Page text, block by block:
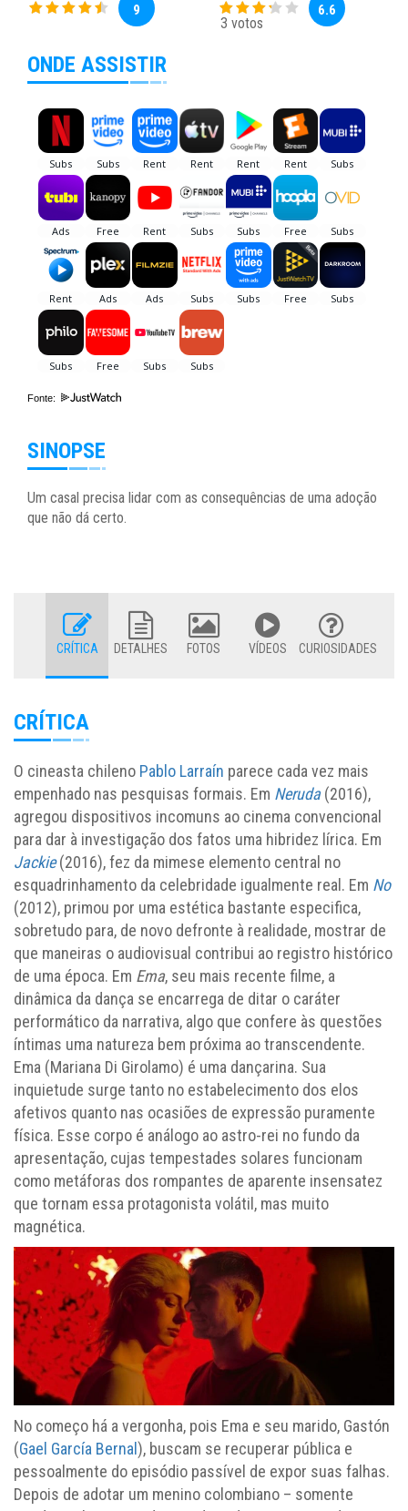
9
3 votos
6.6
ONDE ASSISTIR
Fonte:
SINOPSE
Um casal precisa lidar com as consequências de uma adoção
que não dá certo.
CRÍTICA DETALHES FOTOS VÍDEOS CURIOSIDADES
CRÍTICA
O cineasta chileno Pablo Larraín parece cada vez mais
empenhado nas pesquisas formais. Em Neruda(2016),
agregou dispositivos incomuns ao cinema convencional
para dar à investigação dos fatos uma hibridez lírica. Em
Jackie(2016), fez da mimese elemento central no
esquadrinhamento da celebridade igualmente real. Em No
(2012), primou por uma estética bastante especifica,
sobretudo para, de novo defronte à realidade, mostrar de
que maneiras o audiovisual contribui ao registro histórico
de uma época. Em Ema, seu mais recente filme, a
dinâmica da dança se encarrega de ditar o caráter
performático da narrativa, algo que confere às questões
íntimas uma natureza bem próxima ao transcendente.
Ema (Mariana Di Girolamo) é uma dançarina. Sua
inquietude surge tanto no estabelecimento dos elos
afetivos quanto nas ocasiões de expressão puramente
física. Esse corpo é análogo ao astro-rei no fundo da
apresentação, cujas tempestades solares funcionam
como metáforas dos rompantes de aparente insensatez
que tornam essa protagonista volátil, mas muito
magnética.
No começo há a vergonha, pois Ema e seu marido, Gastón
(Gael García Bernal), buscam se recuperar pública e
pessoalmente do episódio passível de expor suas falhas.
Depois de adotar um menino colombiano – somente